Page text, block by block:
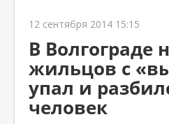
12 сентября 2014 15:15
В Волгограде
жильцов с
упал и
человек